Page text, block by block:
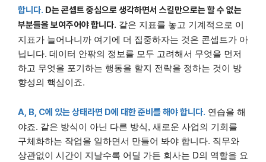
합니다. D는 콘셉트 중심으로 생각하면서 스킬만으로는 할 수 없는
부분들을 보여주어야 합니다. 같은 지표를 놓고 기계적으로 이
지표가 늘어나니까 여기에 더 집중하자는 것은 콘셉트가 아
닙니다. 데이터 안팎의 정보를 모두 고려해서 무엇을 먼저
하고 무엇을 포기하는 행동을 할지 전략을 정하는 것이 방
향성의 핵심이죠.
A, B, C에 있는 상태라면 D에 대한 준비를 해야 합니다. 연습을 해
야죠. 같은 방식이 아닌 다른 방식, 새로운 사업의 기회를
구체화하는 작업을 일하면서 만들어 봐야 합니다. 직무와
상관없이 시간이 지날수록 어딜 가든 회사는 D의 역할을 요